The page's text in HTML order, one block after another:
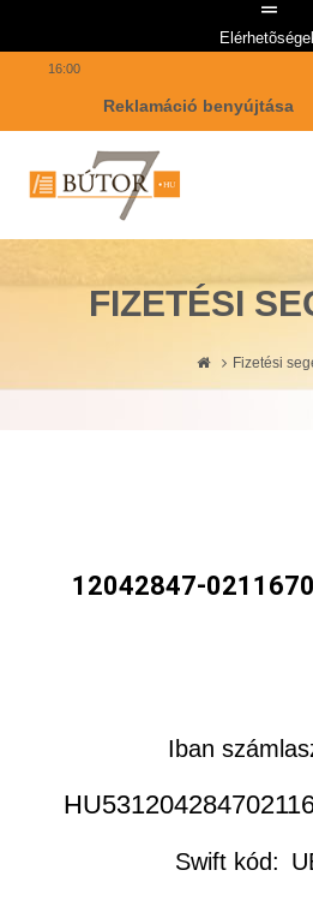
16:00
Reklamáció benyújtása
FIZETÉSI
Fizetési
12042847-
Iban
Swift kód: